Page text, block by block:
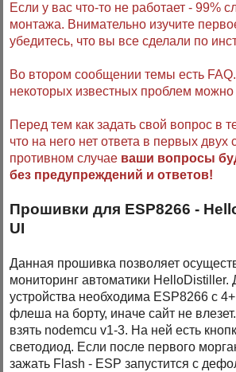
Если у вас что-то не работает - 99%
монтажа. Внимательно изучите
убедитесь, что вы все сделали по
Во втором сообщении темы есть
некоторых известных проблем можно
Перед тем как задать свой вопрос в
что на него нет ответа в первых
противном случае ваши вопросы
без предупреждений и ответов!
Прошивки для ESP8266 -
UI
Данная прошивка позволяет
мониторинг автоматики HelloDistiller.
устройства необходима ESP8266 с
флеша на борту, иначе сайт не
взять nodemcu v1-3. На ней есть
светодиод. Если после первого
зажать Flash - ESP запустится с